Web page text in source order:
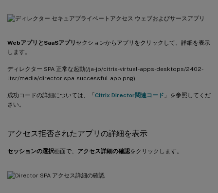
WebアプリとSaaSアプリ セクションからアプリをクリックして、詳細を表示
します。
ディレクター SPA 正常な起動(/ja-jp/citrix-virtual-apps-desktops/2402-
ltsr/media/director-spa-successful-app.png)
成功コードの詳細については、「Citrix Director関連コード 」を参照してくだ
さい。
アクセス拒否されたアプリの詳細を表示
セッションの選択画面で、 アクセス詳細の確認をクリックします。